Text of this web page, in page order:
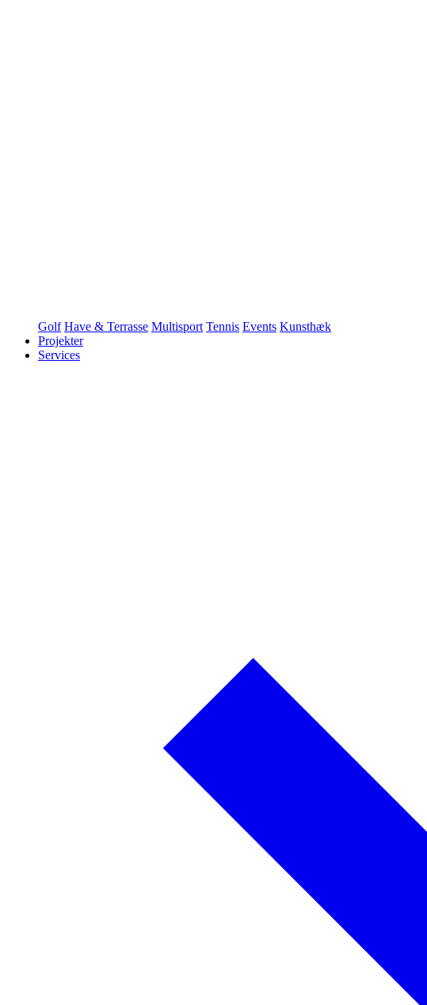
Golf Have & Terrasse Multisport Tennis Events Kunsthæk
Projekter
Services